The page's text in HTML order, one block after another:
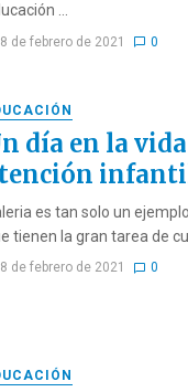
...
8 de febrero de 2021 0
día en la
es tan solo un
tienen la gran tarea de
8 de febrero de 2021 0